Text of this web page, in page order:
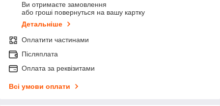
Ви отримаєте замовлення
або гроші повернуться на вашу картку
Детальніше
Оплатити частинами
Післяплата
Оплата за реквізитами
Всі умови оплати